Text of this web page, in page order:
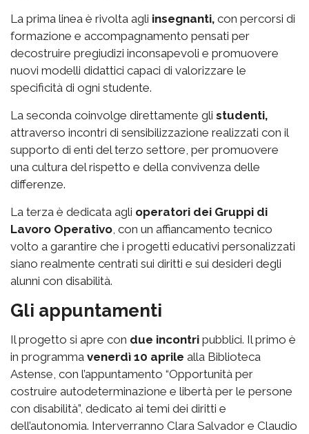
La prima linea è rivolta agli insegnanti, con percorsi di
formazione e accompagnamento pensati per
decostruire pregiudizi inconsapevoli e promuovere
nuovi modelli didattici capaci di valorizzare le
specificità di ogni studente.
La seconda coinvolge direttamente gli studenti,
attraverso incontri di sensibilizzazione realizzati con il
supporto di enti del terzo settore, per promuovere
una cultura del rispetto e della convivenza delle
differenze.
La terza è dedicata agli operatori dei Gruppi di
Lavoro Operativo, con un affiancamento tecnico
volto a garantire che i progetti educativi personalizzati
siano realmente centrati sui diritti e sui desideri degli
alunni con disabilità.
Gli appuntamenti
Il progetto si apre con due incontri pubblici. Il primo è
in programma venerdì 10 aprile alla Biblioteca
Astense, con l’appuntamento “Opportunità per
costruire autodeterminazione e libertà per le persone
con disabilità”, dedicato ai temi dei diritti e
dell’autonomia. Interverranno Clara Salvador e Claudio